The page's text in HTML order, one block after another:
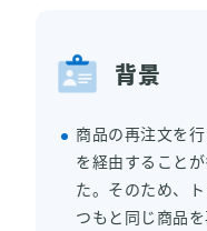
背景
商品の再注文を
を経由すること
た。そのため、
つもと同じ商品